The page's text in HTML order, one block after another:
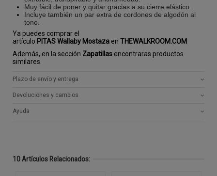
Muy fácil de poner y quitar gracias a su cierre elástico.
Incluye también un par extra de cordones de algodón al
tono.
Ya puedes comprar el
artículo PITAS Wallaby Mostaza enTHEWALKROOM.COM
Además, en la sección Zapatillas encontraras productos
similares.
Plazo de envío y entrega
Devoluciones y cambios
Ayuda
10 Artículos Relacionados: